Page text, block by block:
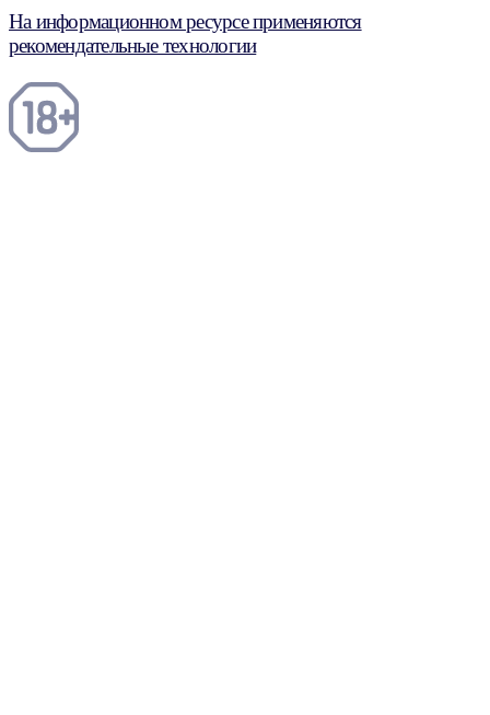
На информационном ресурсе применяются
рекомендательные технологии